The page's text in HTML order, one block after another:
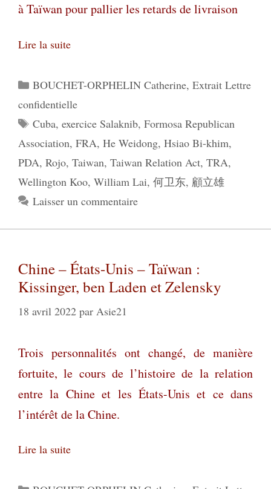
à Taïwan pour pallier les retards de livraison
Lire la suite
Catégories
BOUCHET-ORPHELIN Catherine, Extrait Lettre
confidentielle
Étiquettes
Cuba, exercice Salaknib, Formosa Republican
Association, FRA, He Weidong, Hsiao Bi-khim,
PDA, Rojo, Taiwan, Taiwan Relation Act, TRA,
Wellington Koo, William Lai, 何卫东, 顧立雄
Laisser un commentaire
Chine – États-Unis – Taïwan :
Kissinger, ben Laden et Zelensky
18 avril 2022 par Asie21
Trois personnalités ont changé, de manière
fortuite, le cours de l’histoire de la relation
entre la Chine et les États-Unis et ce dans
l’intérêt de la Chine.
Lire la suite